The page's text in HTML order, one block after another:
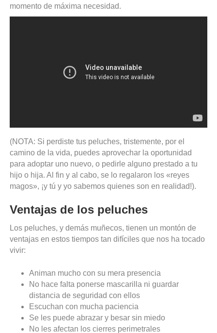
momento de máxima necesidad.
(NOTA: Si perdiste tus peluches, tristemente, por el
camino de la vida, puedes aprovechar la oportunidad
para adoptar uno nuevo, o pedirle alguno prestado a tu
hijo o hija. Al fin y al cabo, se lo regalaron los «reyes
magos», ¡y tú y yo sabemos quienes son en realidad!).
Ventajas de los peluches
Los peluches, y demás muñecos, tienen un montón de
ventajas en estos tiempos tan difíciles que nos ha tocado
vivir:
Animan mucho con su mera presencia
No hace falta ponerse mascarilla ni guardar
distancia de seguridad con ellos
Escuchan con mucha paciencia
Se les puede abrazar y besar sin miedo
No les afectan los cierres perimetrales